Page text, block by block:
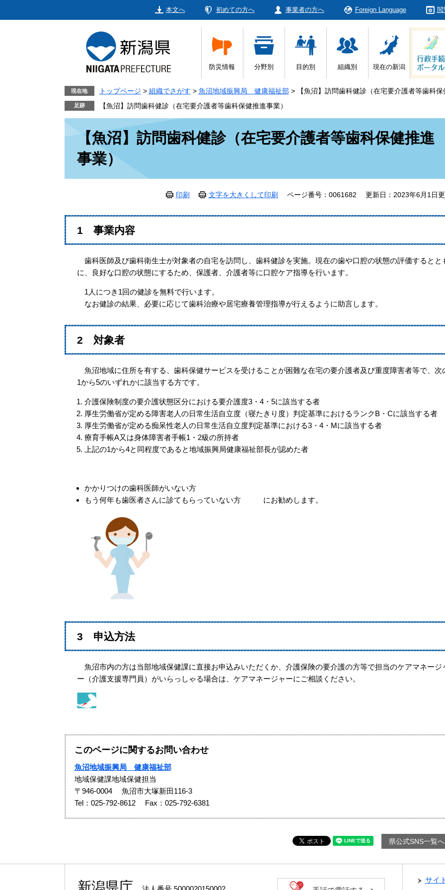
本文へ 初めての方へ 事業者の方へ Foreign Language 閲
防災情報 分野別 目的別 組織別 現在の新潟
現在地 トップページ > 組織でさがす > 魚沼地域振興局 健康福祉部 >
【魚沼】訪問歯科健診（在宅要介護者等歯科
【魚沼】訪問歯科健診（在宅要介護者等歯科保健推進事業）
【魚沼】訪問歯科健診（在宅要介護者等歯科保健推進
事業）
印刷 文字を大きくして印刷 ページ番号：0061682 更新日：2023年6月1日
1 事業内容
歯科医師及び歯科衛生士が対象者の自宅を訪問し、歯科健診を実施。現在の歯や口腔の状態の評価するとと
に、良好な口腔の状態にするため、保護者、介護者等に口腔ケア指導を行います。
1人につき1回の健診を無料で行います。
なお健診の結果、必要に応じて歯科治療や居宅療養管理指導が行えるように助言します。
2 対象者
魚沼地域に住所を有する、歯科保健サービスを受けることが困難な在宅の要介護者及び重度障害者等で、次
1から5のいずれかに該当する方です。
介護保険制度の要介護状態区分における要介護度3・4・5に該当する者
厚生労働省が定める障害老人の日常生活自立度（寝たきり度）判定基準におけるランクB・Cに該当する者
厚生労働省が定める痴呆性老人の日常生活自立度判定基準における3・4・Mに該当する者
療育手帳A又は身体障害者手帳1・2級の所持者
上記の1から4と同程度であると地域振興局健康福祉部長が認めた者
かかりつけの歯科医師がいない方
もう何年も歯医者さんに診てもらっていない方 にお勧めします。
3 申込方法
魚沼市内の方は当部地域保健課に直接お申込みいただくか、介護保険の要介護の方等で担当のケアマネージ
ー（介護支援専門員）がいらっしゃる場合は、ケアマネージャーにご相談ください。
このページに関するお問い合わせ
魚沼地域振興局 健康福祉部
地域保健課地域保健担当
〒946-0004
魚沼市大塚新田116-3
Tel：025-792-8612
Fax：025-792-6381
県公式SNS一覧へ
新潟県庁 サイ